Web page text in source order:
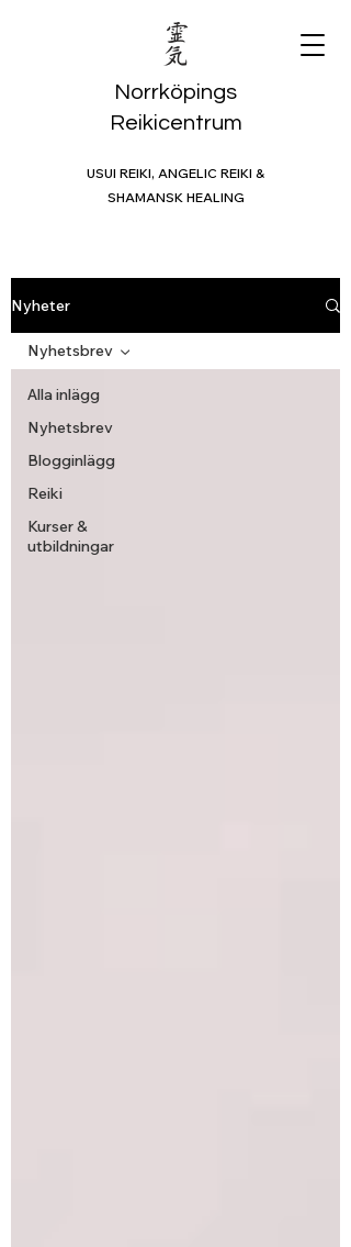
USUI REIKI, ANGELIC REIKI &
SHAMANSK HEALING
Norrköpings
Reikicentrum
Nyheter
Alla inlägg
Nyhetsbrev
Blogginlägg
Reiki
Kurser &
utbildningar
Nyhetsbrev